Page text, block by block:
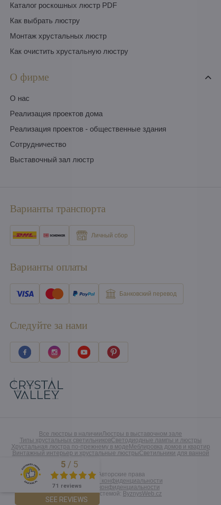
Каталог роскошных люстр PDF
Как выбрать люстру
Монтаж хрустальных люстр
Как очистить хрустальную люстру
О фирме
O нас
Pеализация проектов дома
Pеализация проектов - общественные здания
Сотрудничество
Выставочный зал люстр
Варианты транспорта
Личный сбор
Варианты оплаты
Банковский перевод
Следуйте за нами
Все люстры в наличииЛюстры в выставочном зале
Типы хрустальных светильниковСветодиодные лампы и люстры
Хрустальная люстра по-прежнему в модеМеблировка домов и квартир
Винтажный интерьер и хрустальные люстрыСветильники для ванной
©2026Авторские права
Предпочтения конфиденциальности
Заявление о конфиденциальности
Созданный системой: ByznysWeb.cz
Excellent
5 / 5
71 reviews
SEE REVIEWS